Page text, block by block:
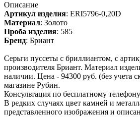
Описание
Артикул изделия: ERI5796-0,20D
Материал: Золото
Проба изделия: 585
Бренд: Бриант
Серьги пуссеты с бриллиантом, с
производителя Бриант. Материал
наличии. Цена - 94300 руб. (без учета
магазине Рубин.
Консультация по бесплатному телефону
В редких случаях цвет камней и
представленного изображения и